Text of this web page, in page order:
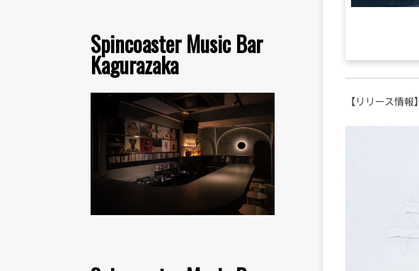
Spincoaster Music Bar
Kagurazaka
【リリース情報】